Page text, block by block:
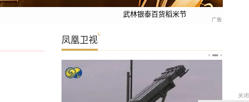
武林银泰百货稻米节
凤凰卫视
关闭